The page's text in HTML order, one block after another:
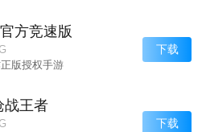
方竞速版
版授权手游
下载
战王者
下载